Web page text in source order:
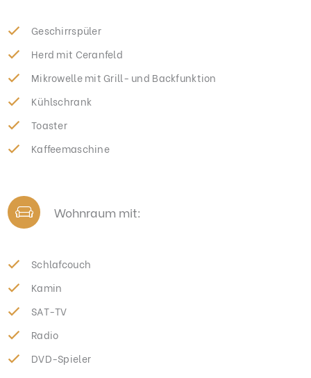
Geschirrspüler
Herd mit Ceranfeld
Mikrowelle mit Grill- und Backfunktion
Kühlschrank
Toaster
Kaffeemaschine
Wohnraum mit:
Schlafcouch
Kamin
SAT-TV
Radio
DVD-Spieler